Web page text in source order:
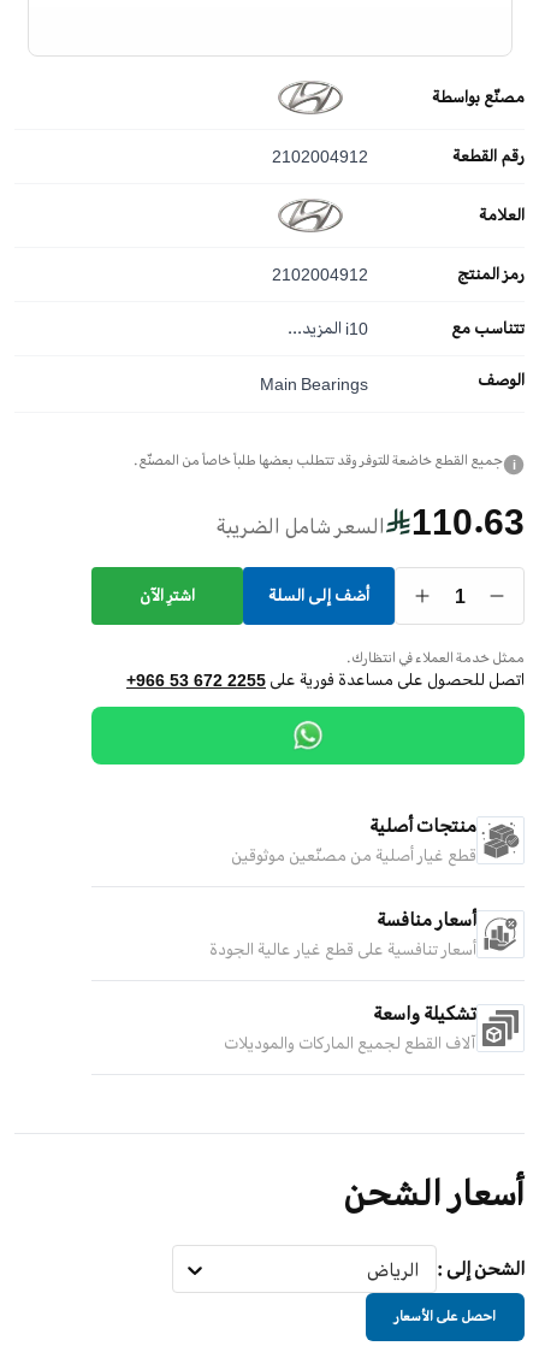
مصنّع بواسطة
رقم القطعة 2102004912
العلامة
رمز المنتج 2102004912
تتناسب مع i10 المزيد...
الوصف Main Bearings
i جميع القطع خاضعة للتوفر وقد تتطلب بعضها طلباً خاصاً من المصنّع.
110.63 السعر شامل الضريبة
1 أضف إلى السلة اشترِ الآن
ممثل خدمة العملاء في انتظارك.
اتصل للحصول على مساعدة فورية على +966 53 672 2255
منتجات أصلية
قطع غيار أصلية من مصنّعين موثوقين
أسعار منافسة
أسعار تنافسية على قطع غيار عالية الجودة
تشكيلة واسعة
آلاف القطع لجميع الماركات والموديلات
أسعار الشحن
الشحن إلى : الرياض
احصل على الأسعار